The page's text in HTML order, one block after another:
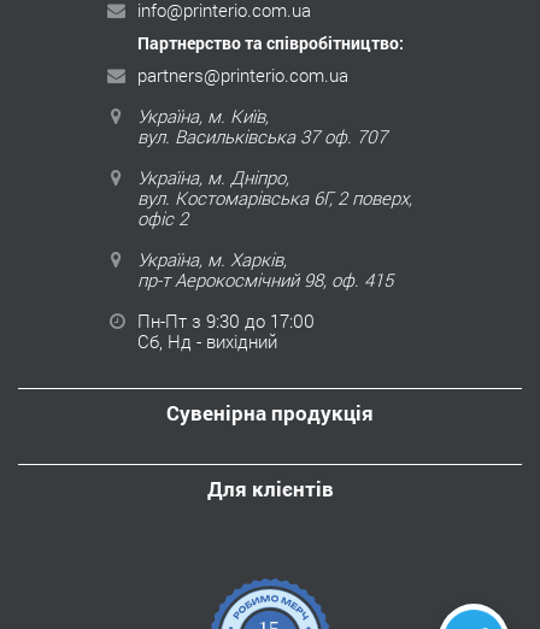
info@printerio.com.ua
Партнерство та співробітництво:
partners@printerio.com.ua
Україна, м. Київ,
вул. Васильківська 37 оф. 707
Україна, м. Дніпро,
вул. Костомарівська 6Г, 2 поверх,
офіс 2
Україна, м. Харків,
пр-т Аерокосмічний 98, оф. 415
Пн-Пт з 9:30 до 17:00
Сб, Нд - вихідний
Сувенірна продукція
Для клієнтів